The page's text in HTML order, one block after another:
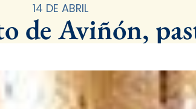
14 DE ABRIL
de Aviñón,